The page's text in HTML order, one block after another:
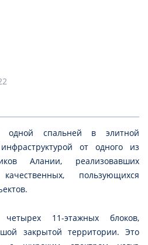
одной спальней в элитной
от одного из
Алании, реализовавших
пользующихся
11-этажных блоков,
закрытой территории. Это